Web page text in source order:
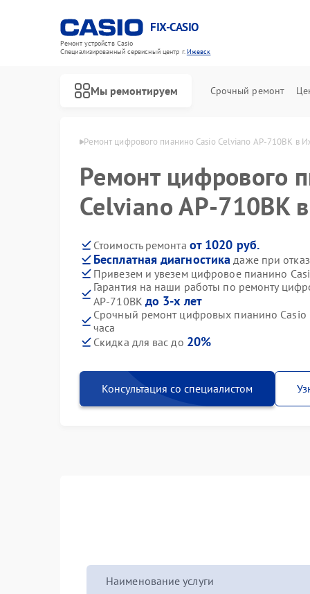
FIX-CASIO
Ремонт устройств Casio
Специализированный cервисный центр г.Ижевск
Мы ремонтируем Срочный ремонт
Ремонт цифрового пианино Casio Celviano AP-710BK в
Ремонт цифрового
Celviano AP-710BK
Стоимость ремонта от 1020 руб.
Бесплатная диагностика даже при
Привезем и увезем цифровое пианино
Гарантия на наши работы по ремонту
AP-710BK до 3-х лет
Срочный ремонт цифровых пианино Casio
часа
Скидка для вас до 20%
Консультация со специалистом
Наименование услуги